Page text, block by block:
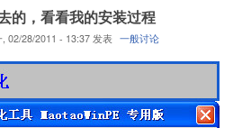
的，看看我的安装过程
02/28/2011 - 13:37 发表 一般讨论